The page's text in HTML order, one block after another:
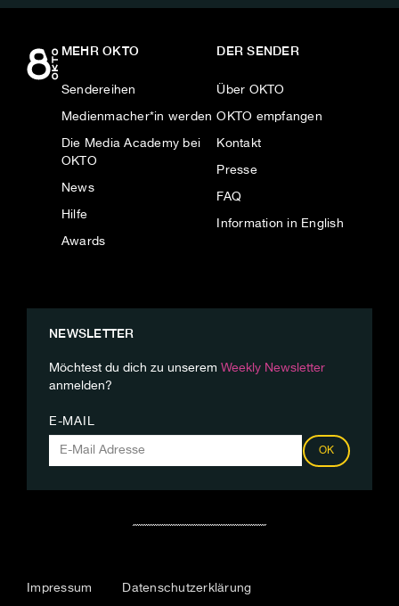
MEHR OKTO
Sendereihen
Medienmacher*in werden
Die Media Academy bei
OKTO
News
Hilfe
Awards
DER SENDER
Über OKTO
OKTO empfangen
Kontakt
Presse
FAQ
Information in English
NEWSLETTER
Möchtest du dich zu unserem Weekly Newsletter
anmelden?
E-MAIL
OK
Impressum Datenschutzerklärung